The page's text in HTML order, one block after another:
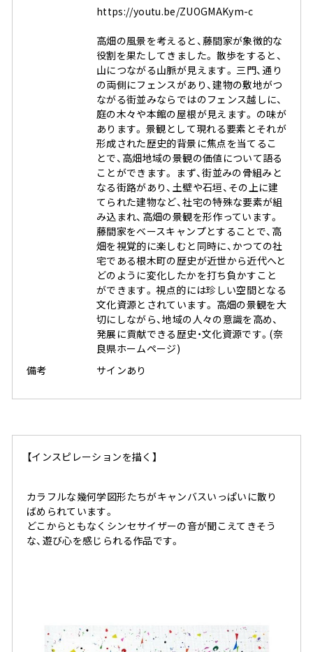
https://youtu.be/ZUOGMAKym-c⠀
高畑の風景を考えると、藤間家が象徴的な
役割を果たしてきました。 散歩をすると、
山につながる山脈が見えます。 三門、通り
の両側にフェンスがあり、建物の敷地がつ
ながる街並みならではのフェンス越しに、
庭の木々や本館の屋根が見えます。 の味が
あります。 景観として現れる要素とそれが
形成された歴史的背景に焦点を当てるこ
とで、高畑地域の景観の価値について語る
ことができます。 まず、街並みの骨組みと
なる街路があり、土壁や石垣、その上に建
てられた建物など、社宅の特殊な要素が組
み込まれ、高畑の景観を形作っています。
藤間家をベースキャンプとすることで、高
畑を視覚的に楽しむと同時に、かつての社
宅である根木町の歴史が近世から近代へと
どのように変化したかを打ち負かすこと
ができます。 視点的には珍しい空間となる
文化資源とされています。 高畑の景観を大
切にしながら、地域の人々の意識を高め、
発展に貢献できる歴史・文化資源です。(奈
良県ホームページ)⠀
備考
サインあり
【インスピレーションを描く】
カラフルな幾何学図形たちがキャンバスいっぱいに散り
ばめられています。
どこからともなくシンセサイザーの音が聞こえてきそう
な、遊び心を感じられる作品です。